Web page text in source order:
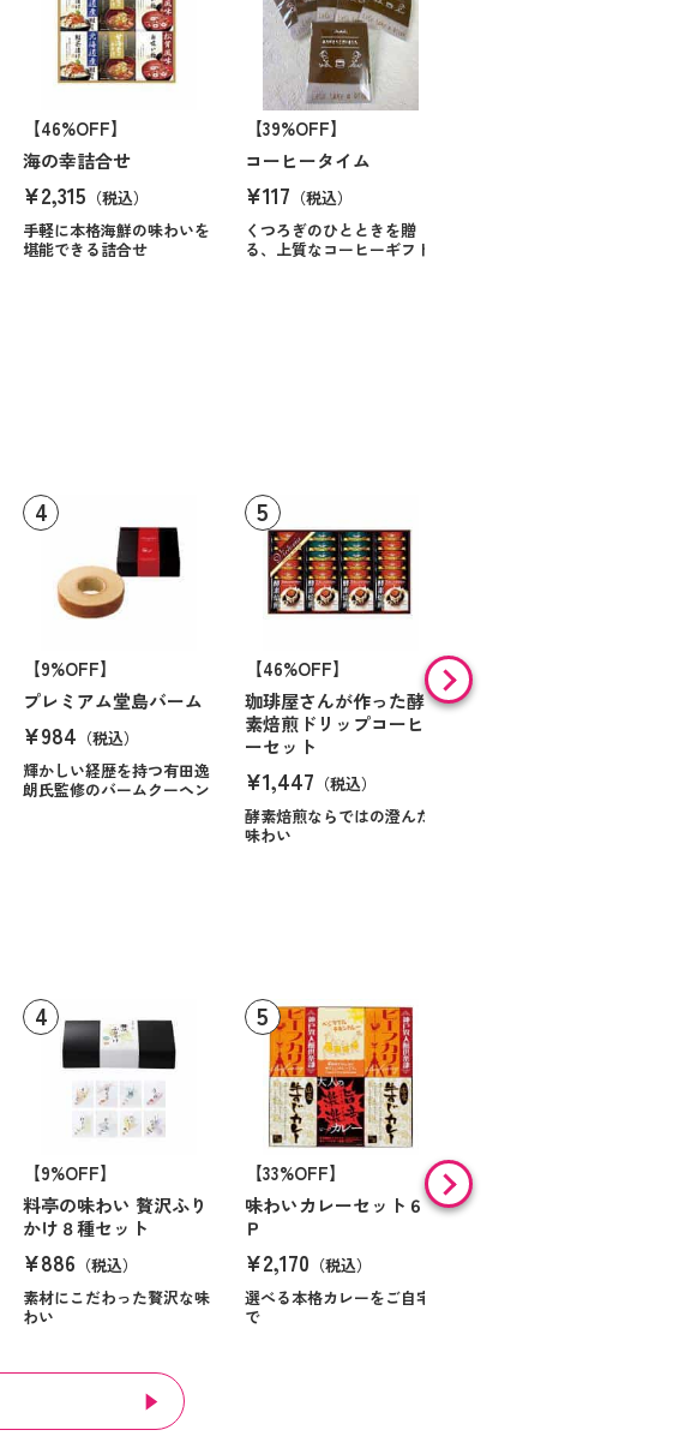
【46%OFF】
海の幸詰合せ
¥2,315 （税込）
手軽に本格海鮮の味わいを
堪能できる詰合せ
【39%OFF】
コーヒータイム
¥117 （税込）
くつろぎのひとときを贈
る、上質なコーヒーギフト
【9%OFF】
プレミアム堂島バーム
¥984 （税込）
輝かしい経歴を持つ有田逸
朗氏監修のバームクーヘン
【46%OFF】
珈琲屋さんが作った酵
素焙煎ドリップコーヒ
ーセット
¥1,447 （税込）
酵素焙煎ならではの澄んだ
味わい
【9%OFF】
アラン・ド・パリ ショ
【9%OFF】
料亭の味わい 贅沢ふり
かけ８種セット
¥886 （税込）
素材にこだわった贅沢な味
わい
【33%OFF】
味わいカレーセット６
Ｐ
¥2,170 （税込）
選べる本格カレーをご自宅
で
【9%OFF】
味の素 「クノールＲ」